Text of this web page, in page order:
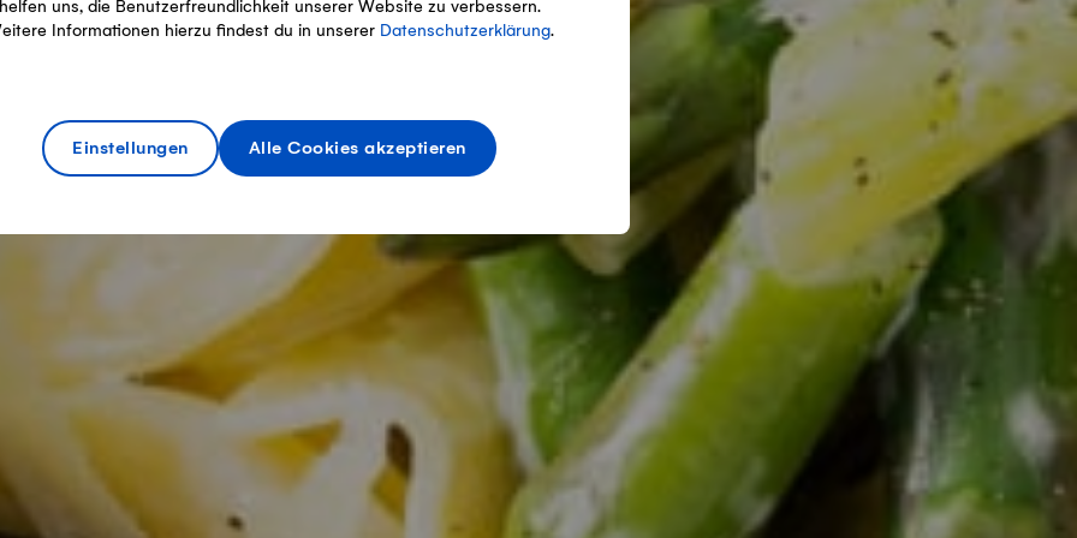
uns, die Benutzerfreundlichkeit unserer Website zu verbessern.
Informationen hierzu findest du in unserer Datenschutzerklärung.
Einstellungen Alle Cookies akzeptieren